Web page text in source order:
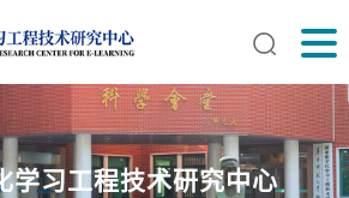
学习工程技术研究中心